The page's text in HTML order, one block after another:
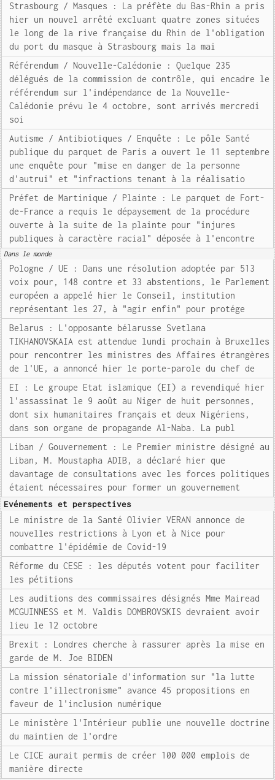
Strasbourg / Masques : La préfète du Bas-Rhin a pris
hier un nouvel arrêté excluant quatre zones situées
le long de la rive française du Rhin de l'obligation
du port du masque à Strasbourg mais la mai
Référendum / Nouvelle-Calédonie : Quelque 235
délégués de la commission de contrôle, qui encadre le
référendum sur l'indépendance de la Nouvelle-
Calédonie prévu le 4 octobre, sont arrivés mercredi
soi
Autisme / Antibiotiques / Enquête : Le pôle Santé
publique du parquet de Paris a ouvert le 11 septembre
une enquête pour "mise en danger de la personne
d'autrui" et "infractions tenant à la réalisatio
Préfet de Martinique / Plainte : Le parquet de Fort-
de-France a requis le dépaysement de la procédure
ouverte à la suite de la plainte pour "injures
publiques à caractère racial" déposée à l'encontre
Dans le monde
Pologne / UE : Dans une résolution adoptée par 513
voix pour, 148 contre et 33 abstentions, le Parlement
européen a appelé hier le Conseil, institution
représentant les 27, à "agir enfin" pour protége
Belarus : L'opposante bélarusse Svetlana
TIKHANOVSKAIA est attendue lundi prochain à Bruxelles
pour rencontrer les ministres des Affaires étrangères
de l'UE, a annoncé hier le porte-parole du chef de
EI : Le groupe Etat islamique (EI) a revendiqué hier
l'assassinat le 9 août au Niger de huit personnes,
dont six humanitaires français et deux Nigériens,
dans son organe de propagande Al-Naba. La publ
Liban / Gouvernement : Le Premier ministre désigné au
Liban, M. Moustapha ADIB, a déclaré hier que
davantage de consultations avec les forces politiques
étaient nécessaires pour former un gouvernement
Evénements et perspectives
Le ministre de la Santé Olivier VERAN annonce de
nouvelles restrictions à Lyon et à Nice pour
combattre l'épidémie de Covid-19
Réforme du CESE : les députés votent pour faciliter
les pétitions
Les auditions des commissaires désignés Mme Mairead
MCGUINNESS et M. Valdis DOMBROVSKIS devraient avoir
lieu le 12 octobre
Brexit : Londres cherche à rassurer après la mise en
garde de M. Joe BIDEN
La mission sénatoriale d'information sur "la lutte
contre l'illectronisme" avance 45 propositions en
faveur de l'inclusion numérique
Le ministère l'Intérieur publie une nouvelle doctrine
du maintien de l'ordre
Le CICE aurait permis de créer 100 000 emplois de
manière directe